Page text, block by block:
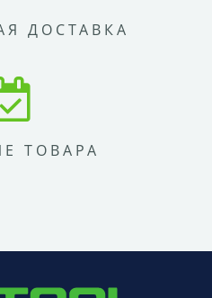
ДОСТАВКА
ТОВАРА